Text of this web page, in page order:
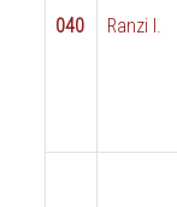
040 Ranzi I.